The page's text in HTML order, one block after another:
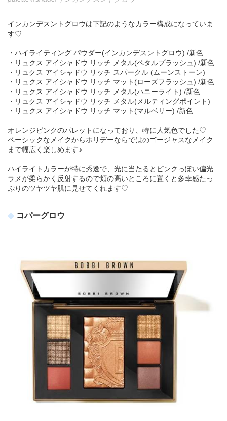
インカンデスントグロウは下記のようなカラー構成になっていま
す♡
・ハイライティング パウダー(インカンデスントグロウ) /新色
・リュクス アイシャドウ リッチ メタル(ペタルプラッシュ) /新色
・リュクス アイシャドウ リッチ スパークル (ムーンストーン)
・リュクス アイシャドウ リッチ マット(ローズフラッシュ) /新色
・リュクス アイシャドウ リッチ メタル(ハニーライト) /新色
・リュクス アイシャドウ リッチ メタル(メルティングポイント)
・リュクス アイシャドウ リッチ マット(マルベリー) /新色
オレンジピンクのパレットになっており、特に人気色でした♡
ベーシックなメイクからホリデーならではのゴージャスなメイク
まで幅広く楽しめます♪
ハイライトカラーが特に秀逸で、光に当たるとピンクっぽい偏光
ラメが柔らかく反射するので頬の高いところに置くと多幸感たっ
ぷりのツヤツヤ肌に見せてくれます♡
コパーグロウ